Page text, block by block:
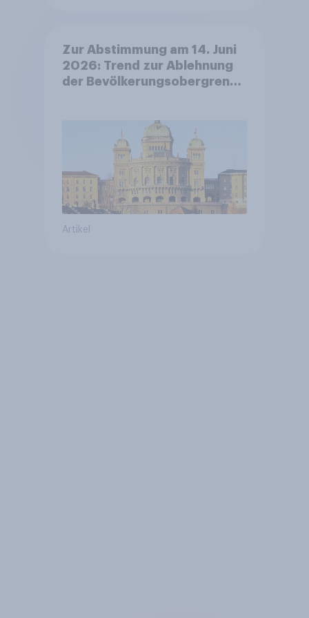
Zur Abstimmung am 14. Juni
2026: Trend zur Ablehnung
der Bevölkerungsobergrenze
Zivildienstgesetz sinken
Artikel